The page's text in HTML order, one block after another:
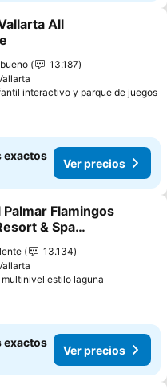
a favoritos
All
13.187
interactivo y parque de juegos
exactos
Ver precios
a favoritos
Palmar Flamingos
& Spa
13.134
estilo laguna
exactos
Ver precios